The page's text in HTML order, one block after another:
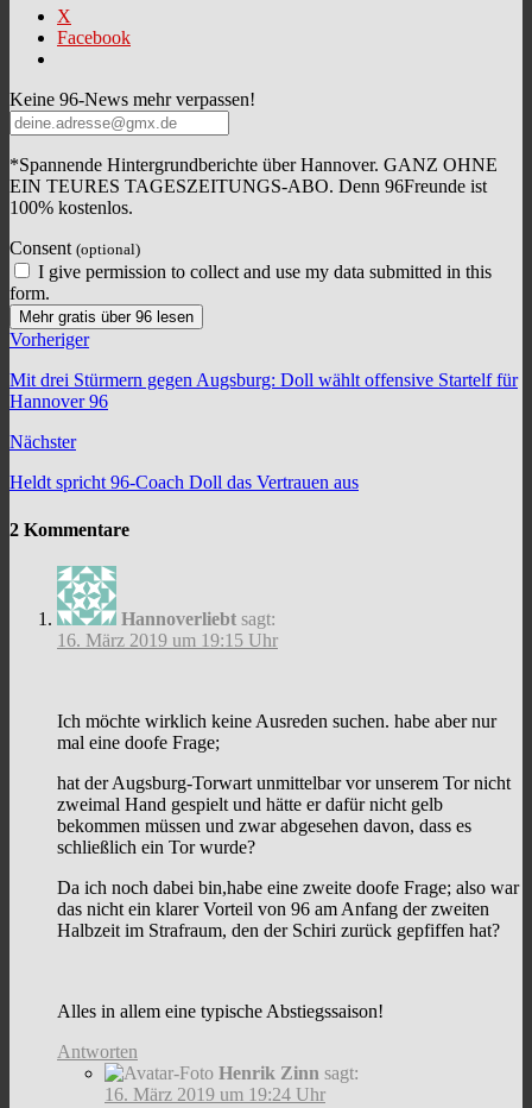
X
Facebook
Keine 96-News mehr verpassen!
*Spannende Hintergrundberichte über Hannover. GANZ OHNE
EIN TEURES TAGESZEITUNGS-ABO. Denn 96Freunde ist
100% kostenlos.
Consent (optional)
I give permission to collect and use my data submitted in this
form.
Mehr gratis über 96 lesen
Vorheriger
Mit drei Stürmern gegen Augsburg: Doll wählt offensive Startelf für
Hannover 96
Nächster
Heldt spricht 96-Coach Doll das Vertrauen aus
2 Kommentare
Hannoverliebt sagt:
16. März 2019 um 19:15 Uhr
Ich möchte wirklich keine Ausreden suchen. habe aber nur
mal eine doofe Frage;
hat der Augsburg-Torwart unmittelbar vor unserem Tor nicht
zweimal Hand gespielt und hätte er dafür nicht gelb
bekommen müssen und zwar abgesehen davon, dass es
schließlich ein Tor wurde?
Da ich noch dabei bin,habe eine zweite doofe Frage; also war
das nicht ein klarer Vorteil von 96 am Anfang der zweiten
Halbzeit im Strafraum, den der Schiri zurück gepfiffen hat?
Alles in allem eine typische Abstiegssaison!
Antworten
Henrik Zinn sagt:
16. März 2019 um 19:24 Uhr